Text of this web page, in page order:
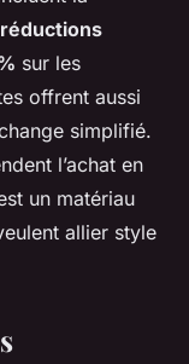
réductions
sur les
offrent aussi
simplifié.
l’achat en
un matériau
allier style